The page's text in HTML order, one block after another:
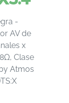
-
AV de
x
Clase
Atmos